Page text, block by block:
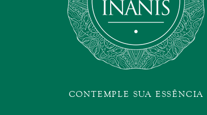
CONTEMPLE SUA ESSÊNCIA